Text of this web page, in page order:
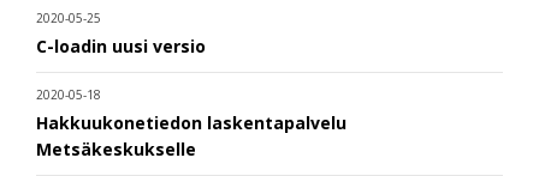
2020-05-25
C-loadin uusi versio
2020-05-18
Hakkuukonetiedon laskentapalvelu
Metsäkeskukselle